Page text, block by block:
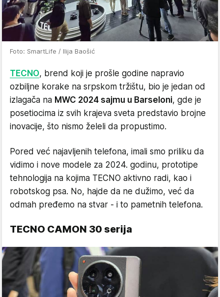
Foto: SmartLife / Ilija Baošić
TECNO, brend koji je prošle godine napravio
ozbiljne korake na srpskom tržištu, bio je jedan od
izlagača na MWC 2024 sajmu u Barseloni, gde je
posetiocima iz svih krajeva sveta predstavio brojne
inovacije, što nismo želeli da propustimo.
Pored već najavljenih telefona, imali smo priliku da
vidimo i nove modele za 2024. godinu, prototipe
tehnologija na kojima TECNO aktivno radi, kao i
robotskog psa. No, hajde da ne dužimo, već da
odmah pređemo na stvar - i to pametnih telefona.
TECNO CAMON 30 serija